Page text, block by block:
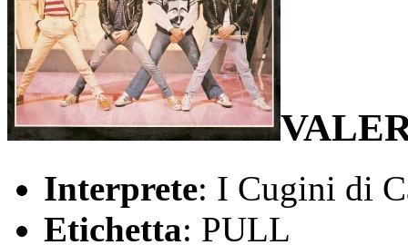
Interprete: I Cugini di
Etichetta: PULL